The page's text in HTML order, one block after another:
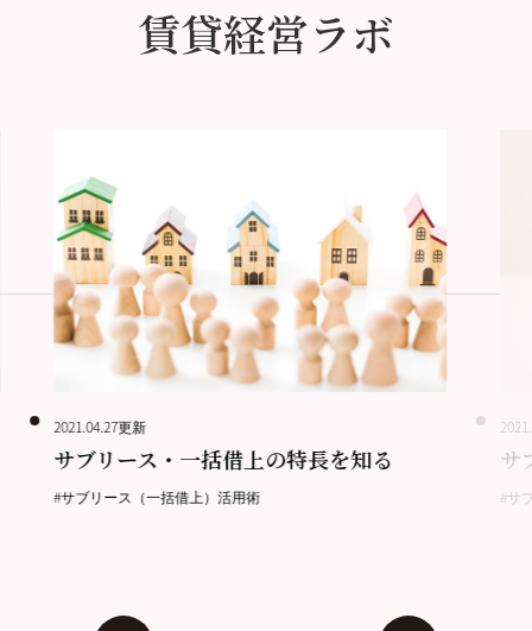
賃貸経営ラボ
2021.04.27更新
サブリース・一括借上の特長を知る
#サブリース（一括借上）活用術
サ
#サ